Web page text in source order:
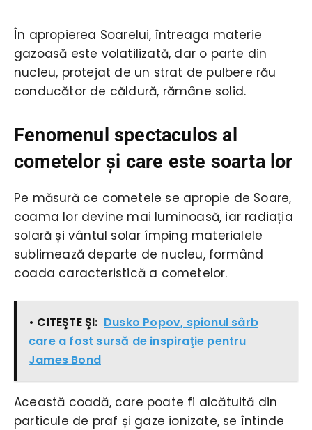
În apropierea Soarelui, întreaga materie
gazoasă este volatilizată, dar o parte din
nucleu, protejat de un strat de pulbere rău
conducător de căldură, rămâne solid.
Fenomenul spectaculos al
cometelor şi care este soarta lor
Pe măsură ce cometele se apropie de Soare,
coama lor devine mai luminoasă, iar radiația
solară și vântul solar împing materialele
sublimează departe de nucleu, formând
coada caracteristică a cometelor.
• CITEŞTE ŞI: Dusko Popov, spionul sârb
care a fost sursă de inspiraţie pentru
James Bond
Această coadă, care poate fi alcătuită din
particule de praf și gaze ionizate, se întinde